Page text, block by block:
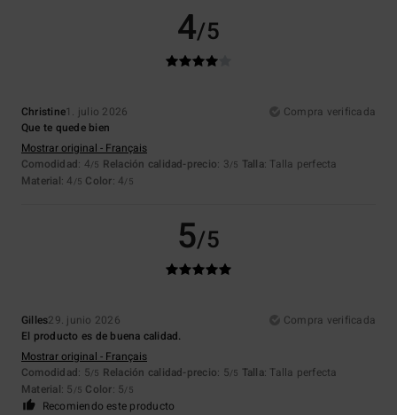
4/5
Christine1. julio 2026
Compra verificada
Que te quede bien
Mostrar original - Français
Comodidad: 4/5 Relación calidad-precio: 3/5 Talla: Talla perfecta
Material: 4 /5 Color: 4/5
5/5
Gilles29. junio 2026
Compra verificada
El producto es de buena calidad.
Mostrar original - Français
Comodidad: 5/5 Relación calidad-precio: 5/5 Talla: Talla perfecta
Material: 5 /5 Color: 5/5
Recomiendo este producto